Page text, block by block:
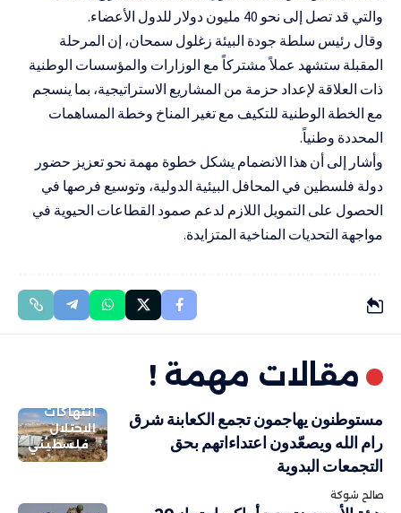
والتي قد تصل إلى نحو 40 مليون دولار للدول الأعضاء
.
وقال رئيس سلطة جودة البيئة زغلول سمحان، إن المرحلة
المقبلة ستشهد عملاً مشتركاً مع الوزارات والمؤسسات الوطنية
ذات العلاقة لإعداد حزمة من المشاريع الاستراتيجية، بما ينسجم
مع الخطة الوطنية للتكيف مع تغير المناخ وخطة المساهمات
المحددة وطنياً.
وأشار إلى أن هذا الانضمام يشكل خطوة مهمة نحو تعزيز حضور
دولة فلسطين في المحافل البيئية الدولية، وتوسيع فرصها في
الحصول على التمويل اللازم لدعم صمود القطاعات الحيوية في
مواجهة التحديات المناخية المتزايدة.
مقالات مهمة !
انتهاكات
الاحتلال
فلسطيني
مستوطنون يهاجمون تجمع الكعابنة شرق
رام الله ويصعّدون اعتداءاتهم بحق
التجمعات البدوية
صالح شوكة